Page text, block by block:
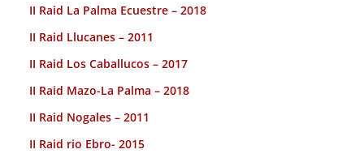
II Raid La Palma Ecuestre – 2018
II Raid Llucanes – 2011
II Raid Los Caballucos – 2017
II Raid Mazo-La Palma – 2018
II Raid Nogales – 2011
II Raid rio Ebro- 2015